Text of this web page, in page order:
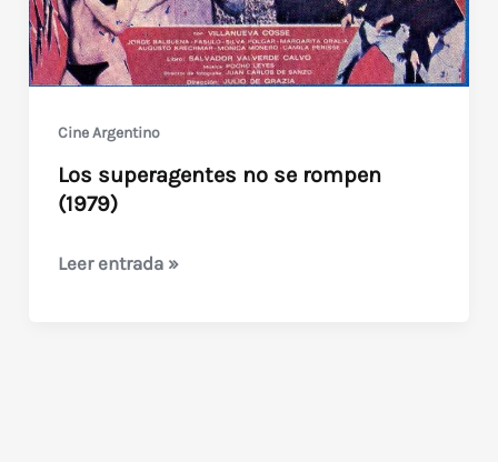
Cine Argentino
Los superagentes no se rompen
(1979)
Los
Leer entrada »